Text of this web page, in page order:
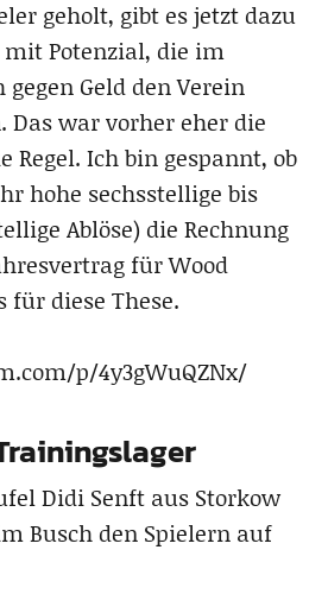
geholt, gibt es jetzt dazu
mit Potenzial, die im
Geld den Verein
Das war vorher eher die
Regel. Ich bin gespannt, ob
hohe sechsstellige bis
Ablöse) die Rechnung
für Wood
diese These.
p/4y3gWuQZNx/
Didi Senft aus Storkow
Busch den Spielern auf